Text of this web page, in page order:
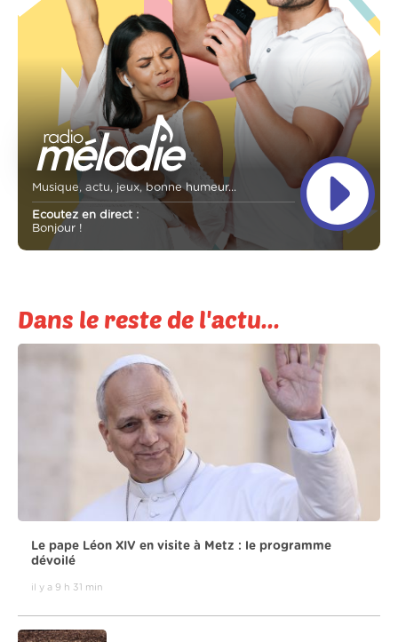
Musique, actu, jeux, bonne humeur...
Ecoutez en direct :
Bonjour !
Dans le reste de l'actu...
Le pape Léon XIV en visite à Metz : le programme
dévoilé
il y a 9 h 31 min